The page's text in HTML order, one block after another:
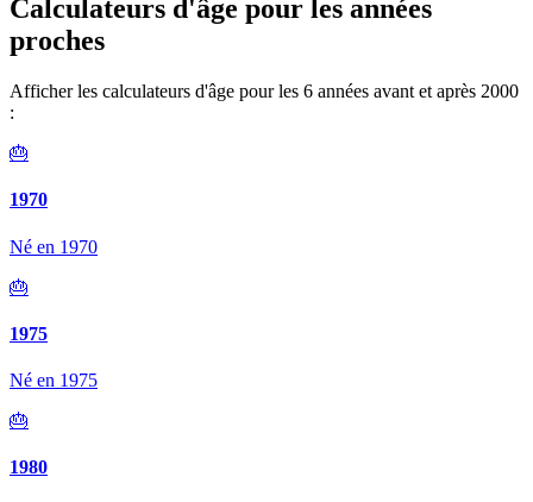
Calculateurs d'âge pour les années
proches
Afficher les calculateurs d'âge pour les 6 années avant et après 2000
:
🎂
1970
Né en 1970
🎂
1975
Né en 1975
🎂
1980